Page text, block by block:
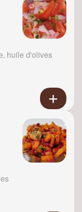
huile d'olives